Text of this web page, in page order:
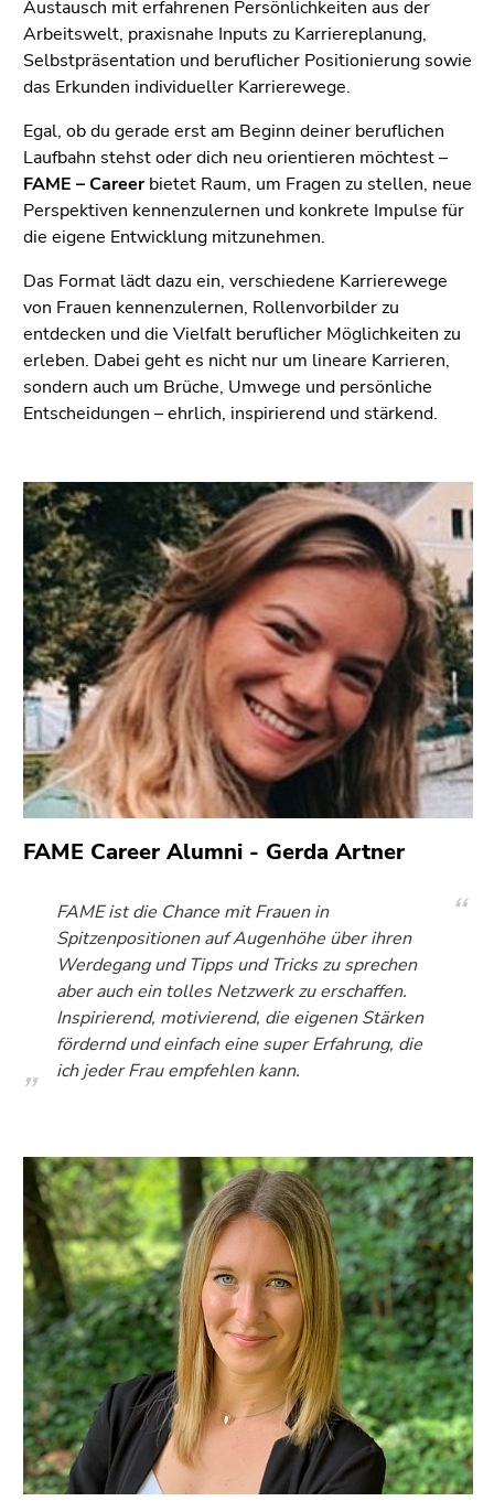
Sie diesen
Link.
Inhalt
(Zugriffstaste
1)
Zur
Positionsanzeige
2)
Zur
Hauptnavigation
(Zugriffstaste
3)
Zur
4)
Zu
den
Zusatzinformationen
(Zugriffstaste
5)
Zu
den
Seiteneinstellungen
(Benutzer/Sprache)
(Zugriffstaste
8)
Zur
Suche
Austausch mit erfahrenen Persönlichkeiten aus der
Arbeitswelt, praxisnahe Inputs zu Karriereplanung,
Selbstpräsentation und beruflicher Positionierung sowie
das Erkunden individueller Karrierewege.
Egal, ob du gerade erst am Beginn deiner beruflichen
Laufbahn stehst oder dich neu orientieren möchtest –
FAME – Careerbietet Raum, um Fragen zu stellen, neue
Perspektiven kennenzulernen und konkrete Impulse für
die eigene Entwicklung mitzunehmen.
Das Format lädt dazu ein, verschiedene Karrierewege
von Frauen kennenzulernen, Rollenvorbilder zu
entdecken und die Vielfalt beruflicher Möglichkeiten zu
erleben. Dabei geht es nicht nur um lineare Karrieren,
sondern auch um Brüche, Umwege und persönliche
Entscheidungen – ehrlich, inspirierend und stärkend.
FAME Career Alumni - Gerda Artner
FAME ist die Chance mit Frauen in
Spitzenpositionen auf Augenhöhe über ihren
Werdegang und Tipps und Tricks zu sprechen
aber auch ein tolles Netzwerk zu erschaffen.
Inspirierend, motivierend, die eigenen Stärken
fördernd und einfach eine super Erfahrung, die
ich jeder Frau empfehlen kann.